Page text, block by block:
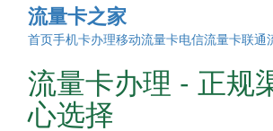
流量卡之家
首页手机卡办理移动流量卡电信流量卡联通
流量卡办理 - 正规
心选择